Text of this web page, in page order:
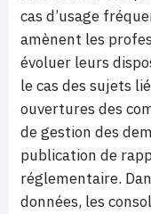
cas d’usage
amènent les
évoluer leurs
le cas des sujets
ouvertures des
de gestion des
publication de
réglementaire.
données, les